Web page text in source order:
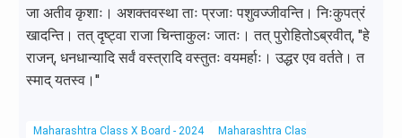
जा अतीव कृशाः। अशक्तवस्था ताः प्रजाः पशुवज्जीवन्ति। निःकुपत्रं
खादन्ति। तत् दृष्ट्वा राजा चिन्ताकुलः जातः। तत् पुरोहितोऽब्रवीत्, ''हे
राजन्, धनधान्यादि सर्वं वस्त्रादि वस्तुतः वयमर्हाः। उद्धर एव वर्तते। त
स्माद् यतस्व।''
Maharashtra Class X Board - 2024 Maharashtra Class X Board